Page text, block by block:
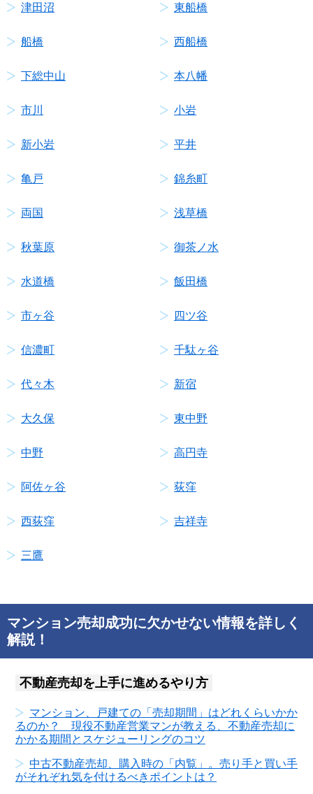
津田沼 東船橋
船橋 西船橋
下総中山 本八幡
市川 小岩
新小岩 平井
亀戸 錦糸町
両国 浅草橋
秋葉原 御茶ノ水
水道橋 飯田橋
市ヶ谷 四ツ谷
信濃町 千駄ヶ谷
代々木 新宿
大久保 東中野
中野 高円寺
阿佐ヶ谷 荻窪
西荻窪 吉祥寺
三鷹
マンション売却成功に欠かせない情報を詳しく
解説！
不動産売却を上手に進めるやり方
マンション、戸建ての「売却期間」はどれくらいかか
るのか？ 現役不動産営業マンが教える、不動産売却に
かかる期間とスケジューリングのコツ
中古不動産売却、購入時の「内覧」。売り手と買い手
がそれぞれ気を付けるべきポイントは？